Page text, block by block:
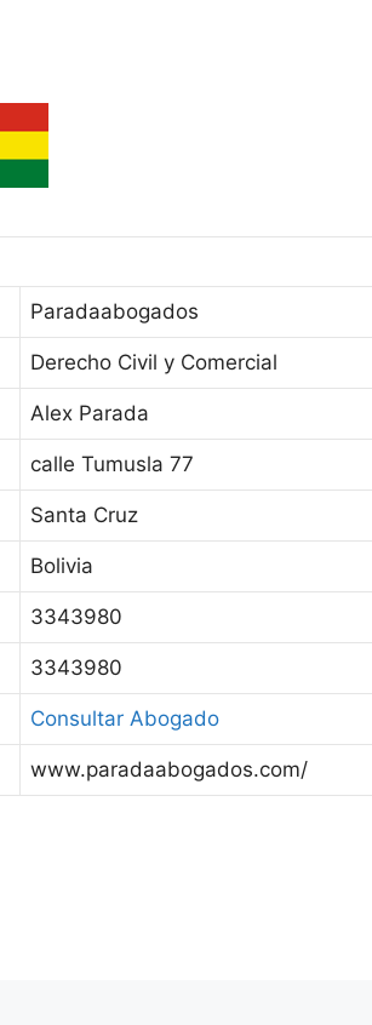
Paradaabogados
Derecho Civil y Comercial
Alex Parada
calle Tumusla 77
Santa Cruz
Bolivia
3343980
3343980
Consultar Abogado
www.paradaabogados.com/